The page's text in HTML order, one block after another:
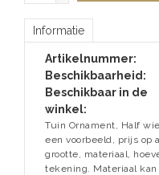
Informatie
Artikelnummer:
Beschikbaarheid:
Beschikbaar in de
winkel:
Tuin Ornament, Half
een voorbeeld, prijs op
grootte, materiaal,
tekening. Materiaal